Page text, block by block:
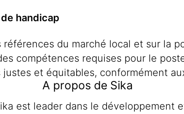
handicap
du marché local et sur la
compétences requises pour le
et équitables, conformément
A propos de Sika
est leader dans le développement